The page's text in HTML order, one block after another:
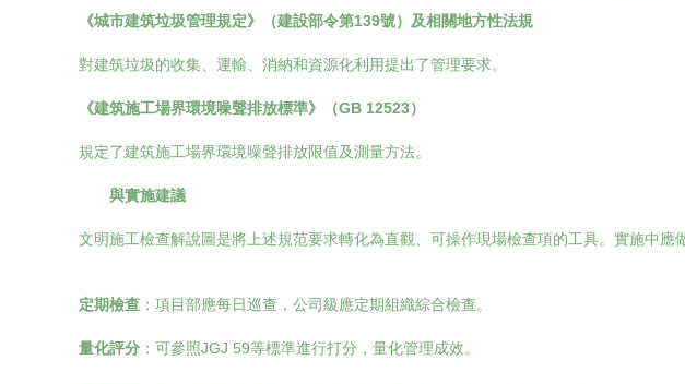
《城市建筑垃圾管理規定》（建設部令第139號）及相關地方性法規
對建筑垃圾的收集、運輸、消納和資源化利用提出了管理要求。
《建筑施工場界環境噪聲排放標準》（GB 12523）
規定了建筑施工場界環境噪聲排放限值及測量方法。
與實施建議
文明施工檢查解說圖是將上述規范要求轉化為直觀、可操作現場檢查項的工具。實施中應
定期檢查 ：項目部應每日巡查，公司級應定期組織綜合檢查。
量化評分 ：可參照JGJ 59等標準進行打分，量化管理成效。